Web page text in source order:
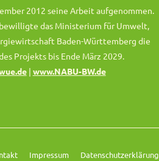
2012 seine Arbeit aufgenommen.
das Ministerium für Umwelt,
Baden-Württemberg die
Projekts bis Ende März 2029.
| www.NABU-BW.de
Impressum Datenschutzerklärung